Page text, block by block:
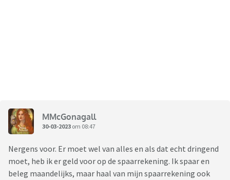
MMcGonagall
30-03-2023 om 08:47
Nergens voor. Er moet wel van alles en als dat echt dringend
moet, heb ik er geld voor op de spaarrekening. Ik spaar en
beleg maandelijks, maar haal van mijn spaarrekening ook